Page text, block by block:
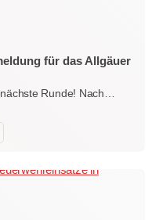
für das Allgäuer
Runde! Nach…